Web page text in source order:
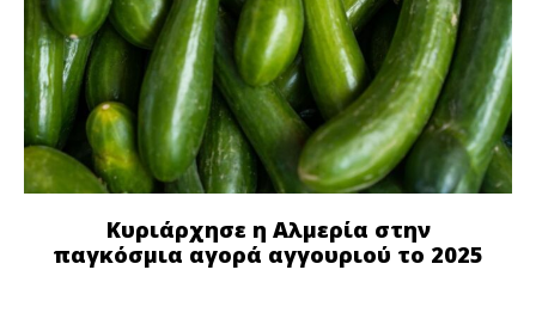
Κυριάρχησε η Αλμερία στην
παγκόσμια αγορά αγγουριού το 2025